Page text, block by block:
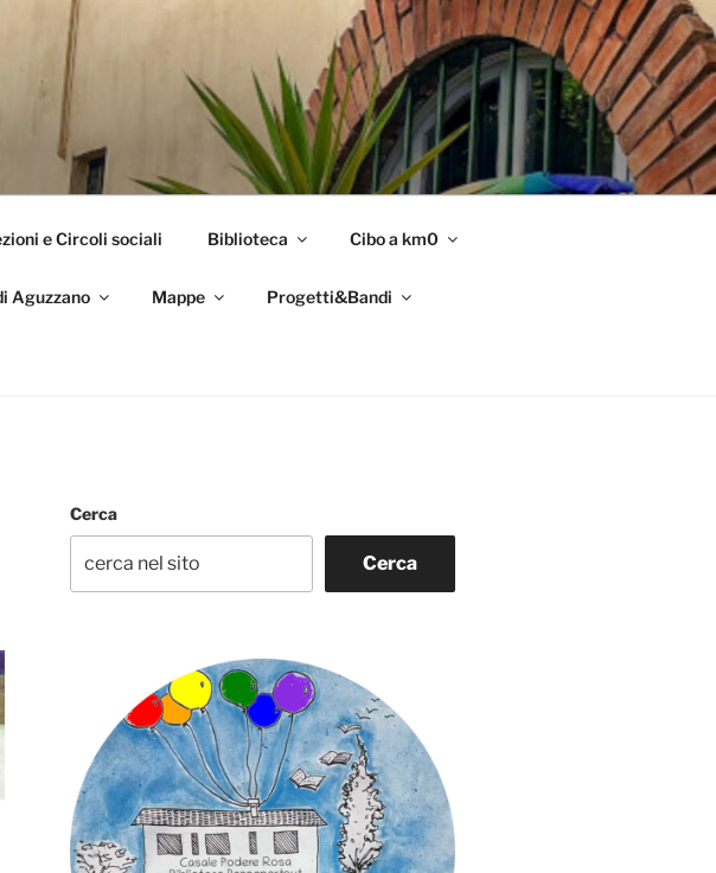
e Circoli sociali Biblioteca Cibo a km0
Aguzzano Mappe Progetti&Bandi
Cerca
Cerca